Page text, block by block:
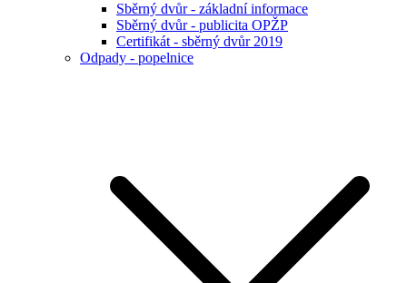
Sběrný dvůr - základní informace
Sběrný dvůr - publicita OPŽP
Certifikát - sběrný dvůr 2019
Odpady - popelnice